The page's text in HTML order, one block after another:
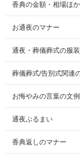
香典の金額・相場ほか
お通夜のマナー
通夜・葬儀葬式の服装
葬儀葬式/告別式関連
お悔やみの言葉の文例
通夜ぶるまい
香典返しのマナー